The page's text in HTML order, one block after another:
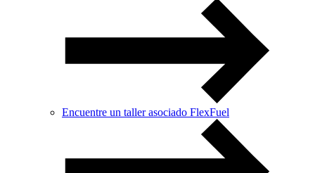
Encuentre un taller asociado FlexFuel